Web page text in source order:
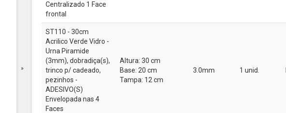
Centralizado 1 Face
frontal
ST110 - 30cm
Acrilico Verde Vidro -
Urna Piramide
(3mm), dobradiça(s),
trinco p/ cadeado,
pezinhos -
ADESIVO(S)
Envelopada nas 4
Faces
Altura: 30 cm
Base: 20 cm
Tampa: 12 cm
3.0mm 1 unid.